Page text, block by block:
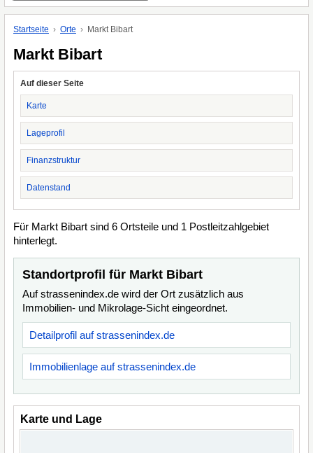
Startseite Orte Markt Bibart
Markt Bibart
Auf dieser Seite
Karte
Lageprofil
Finanzstruktur
Datenstand
Für Markt Bibart sind 6 Ortsteile und 1 Postleitzahlgebiet
hinterlegt.
Standortprofil für Markt Bibart
Auf strassenindex.de wird der Ort zusätzlich aus
Immobilien- und Mikrolage-Sicht eingeordnet.
Detailprofil auf strassenindex.de
Immobilienlage auf strassenindex.de
Karte und Lage